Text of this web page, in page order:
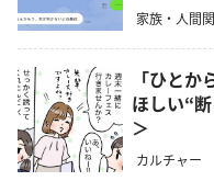
家族・人間
「ひと
ほしい“
＞
カルチャー